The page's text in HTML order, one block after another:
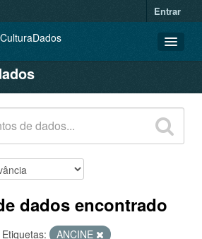
Entrar
dados encontrado
Etiquetas:
ANCINE